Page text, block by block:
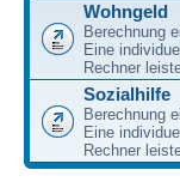
Wohngeld
Berechnung
Eine
Rechner
Sozialhilfe
Berechnung
Eine
Rechner